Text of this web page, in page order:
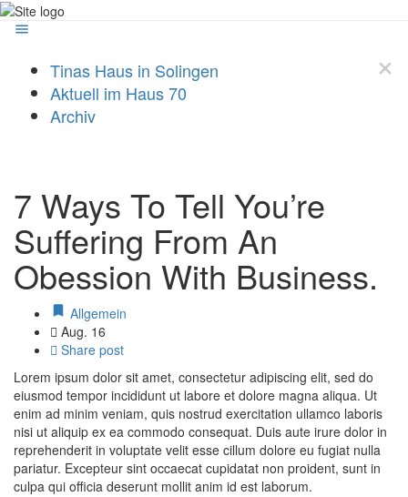
Tinas Haus in Solingen
Aktuell im Haus 70
Archiv
7 Ways To Tell You’re
Suffering From An
Obession With Business.
Allgemein
Aug. 16
Share post
Lorem ipsum dolor sit amet, consectetur adipiscing elit, sed do
eiusmod tempor incididunt ut labore et dolore magna aliqua. Ut
enim ad minim veniam, quis nostrud exercitation ullamco laboris
nisi ut aliquip ex ea commodo consequat. Duis aute irure dolor in
reprehenderit in voluptate velit esse cillum dolore eu fugiat nulla
pariatur. Excepteur sint occaecat cupidatat non proident, sunt in
culpa qui officia deserunt mollit anim id est laborum.